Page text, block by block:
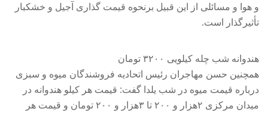
و هوا و مسائلی از این قبیل برنحوه قیمت گذاری آجیل و خشکبار
تأثیرگذار است.
هندوانه شب چله کیلویی ۳۲۰۰ تومان
همچنین حسن مهاجران رئیس اتحادیه فروشندگان میوه و سبزی
درباره قیمت میوه در شب یلدا گفت: قیمت هر کیلو هندوانه در
میدان مرکزی ۲هزار و ۲۰۰ تا ۳هزار و ۲۰۰ تومان و قیمت هر